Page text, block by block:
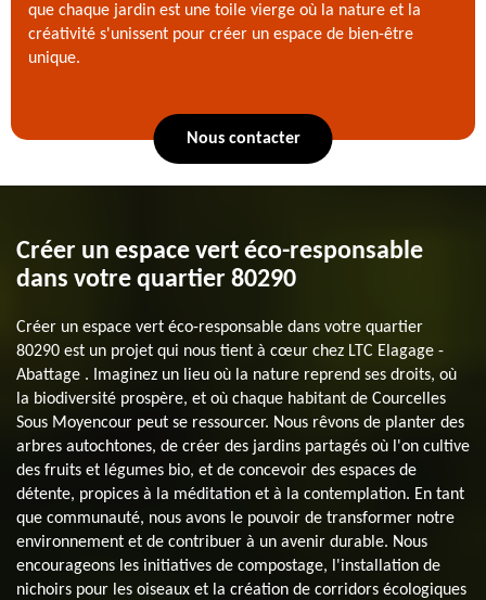
que chaque jardin est une toile vierge où la nature et la
créativité s'unissent pour créer un espace de bien-être
unique.
Nous contacter
Créer un espace vert éco-responsable
dans votre quartier 80290
Créer un espace vert éco-responsable dans votre quartier
80290 est un projet qui nous tient à cœur chez LTC Elagage -
Abattage . Imaginez un lieu où la nature reprend ses droits, où
la biodiversité prospère, et où chaque habitant de Courcelles
Sous Moyencour peut se ressourcer. Nous rêvons de planter des
arbres autochtones, de créer des jardins partagés où l'on cultive
des fruits et légumes bio, et de concevoir des espaces de
détente, propices à la méditation et à la contemplation. En tant
que communauté, nous avons le pouvoir de transformer notre
environnement et de contribuer à un avenir durable. Nous
encourageons les initiatives de compostage, l'installation de
nichoirs pour les oiseaux et la création de corridors écologiques